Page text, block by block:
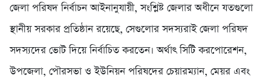
জেলা পরিষদ নির্বাচন আইনানুযায়ী, সংশ্লিষ্ট জেলার অধীনে যতগুলো
স্থানীয় সরকার প্রতিষ্ঠান রয়েছে, সেগুলোর সদস্যরাই জেলা পরিষদ
সদস্যদের ভোট দিয়ে নির্বাচিত করতেন। অর্থাৎ সিটি করপোরেশন,
উপজেলা, পৌরসভা ও ইউনিয়ন পরিষদের চেয়ারম্যান, মেয়র এবং